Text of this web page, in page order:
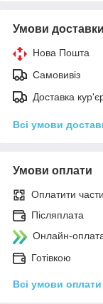
Умови доставки
Нова Пошта
Самовивіз
Доставка
Всі умови
Умови оплати
Оплатити
Післяплата
Онлайн-
Готівкою
Всі умови оплати